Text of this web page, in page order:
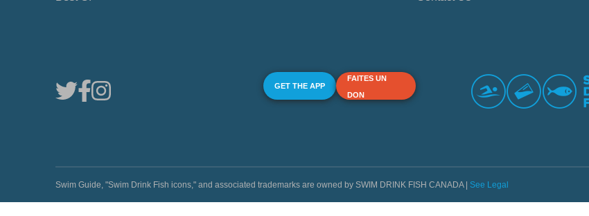
GET THE APP
FAITES UN
DON
Swim Guide, "Swim Drink Fish icons," and associated trademarks are owned by SWIM DRINK FISH CANADA | See Legal